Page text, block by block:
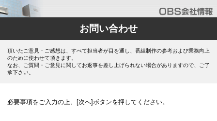
お問い合わせ
頂いたご意見・ご感想は、すべて担当者が目を通し、番組制作の参考および業務向上
のために使わせて頂きます。
なお、ご質問・ご意見に関してお返事を差し上げられない場合がありますので、ご了
承下さい。
必要事項をご入力の上、[次へ]ボタンを押してください。